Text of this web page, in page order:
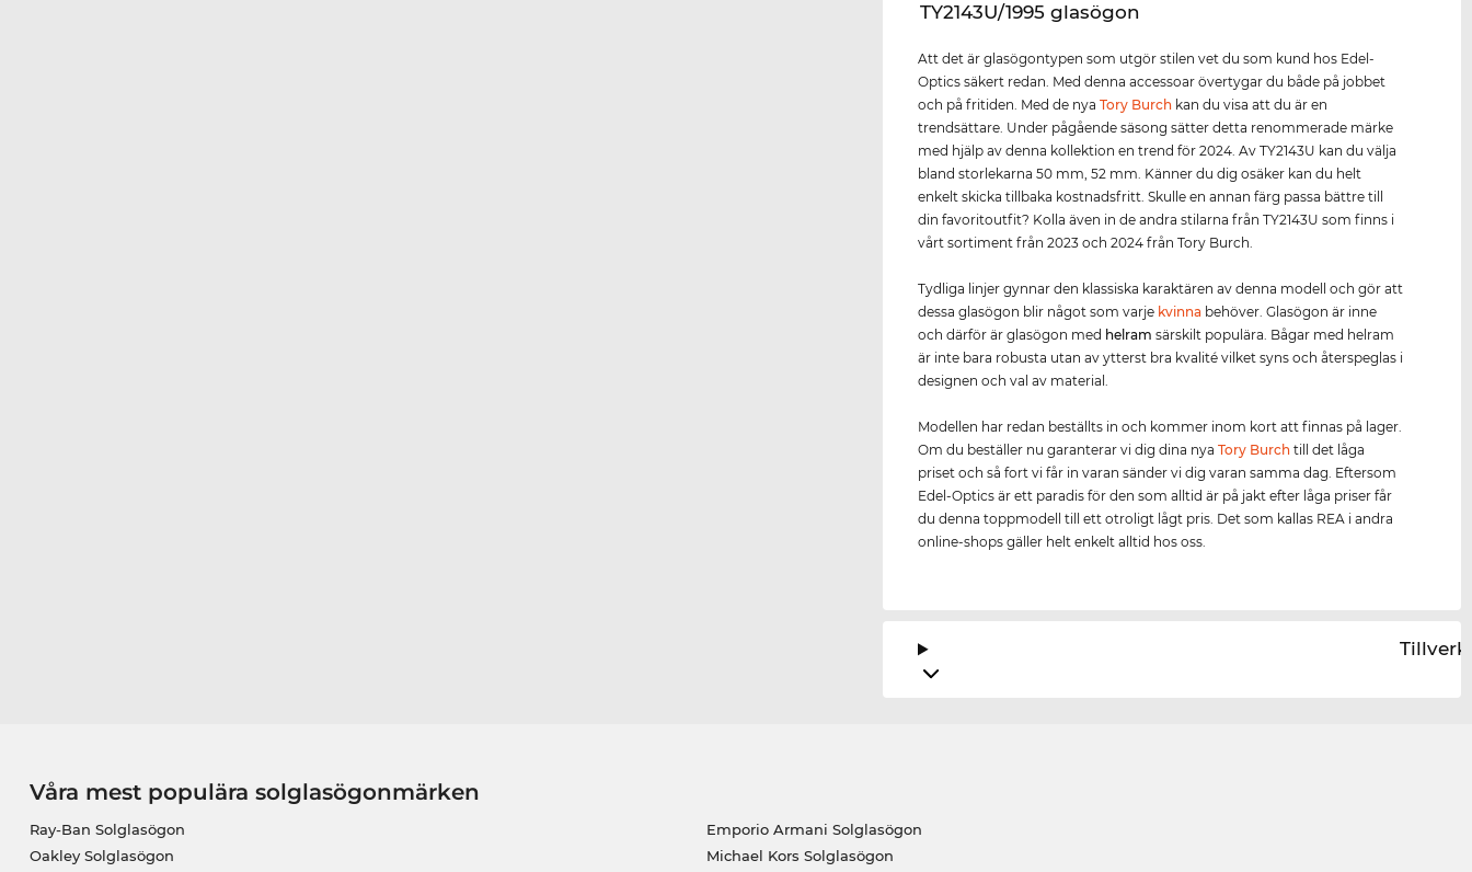
‌TY2143U/1995 glasögon
Att det är glasögontypen som utgör stilen vet du som kund hos Edel-
Optics säkert redan. Med denna accessoar övertygar du både på jobbet
och på fritiden. Med de nyaTory Burch kan du visa att du är en
trendsättare. Under pågående säsong sätter detta renommerade märke
med hjälp av denna kollektion en trend för 2024. Av TY2143U kan du välja
bland storlekarna 50 mm, 52 mm. Känner du dig osäker kan du helt
enkelt skicka tillbaka kostnadsfritt. Skulle en annan färg passa bättre till
din favoritoutfit? Kolla även in de andra stilarna från TY2143U som finns i
vårt sortiment från 2023 och 2024 från Tory Burch.
Tydliga linjer gynnar den klassiska karaktären av denna modell och gör att
dessa glasögon blir något som varje kvinna behöver. Glasögon är inne
och därför är glasögon med helram särskilt populära. Bågar med helram
är inte bara robusta utan av ytterst bra kvalité vilket syns och återspeglas i
designen och val av material.
Modellen har redan beställts in och kommer inom kort att finnas på lager.
Om du beställer nu garanterar vi dig dina nyaTory Burch till det låga
priset och så fort vi får in varan sänder vi dig varan samma dag. Eftersom
Edel-Optics är ett paradis för den som alltid är på jakt efter låga priser får
du denna toppmodell till ett otroligt lågt pris. Det som kallas REA i andra
online-shops gäller helt enkelt alltid hos oss.
Våra mest populära solglasögonmärken
Ray-Ban Solglasögon
Oakley Solglasögon
Emporio Armani Solglasögon
Michael Kors Solglasögon